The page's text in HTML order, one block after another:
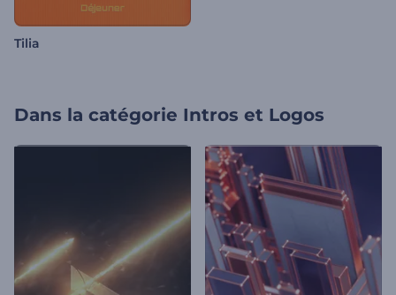
Tilia
Dans la catégorie Intros et Logos